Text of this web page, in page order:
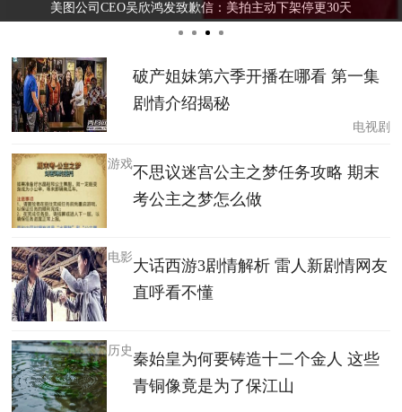
美图公司CEO吴欣鸿发致歉信：美拍主动下架停更30天
破产姐妹第六季开播在哪看 第一集
剧情介绍揭秘
电视剧
不思议迷宫公主之梦任务攻略 期末
考公主之梦怎么做
游戏
大话西游3剧情解析 雷人新剧情网友
直呼看不懂
电影
秦始皇为何要铸造十二个金人 这些
青铜像竟是为了保江山
历史